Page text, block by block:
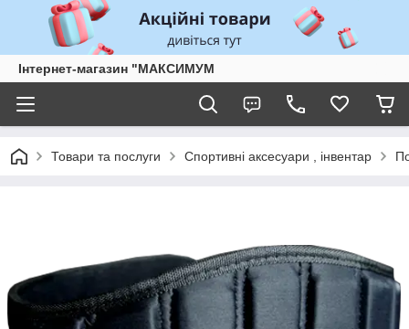
Інтернет-магазин "МАКСИМУМ
Товари та послуги Спортивні аксесуари , інвентар